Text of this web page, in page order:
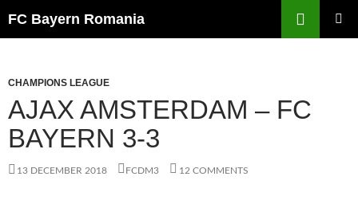
to
FC Bayern Romania
CHAMPIONS LEAGUE
AJAX AMSTERDAM – FC
BAYERN 3-3
13 DECEMBER 2018 FCDM3 12 COMMENTS